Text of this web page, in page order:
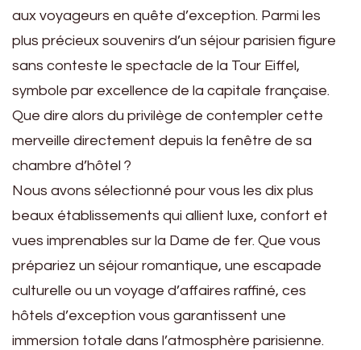
aux voyageurs en quête d’exception. Parmi les
plus précieux souvenirs d’un séjour parisien figure
sans conteste le spectacle de la Tour Eiffel,
symbole par excellence de la capitale française.
Que dire alors du privilège de contempler cette
merveille directement depuis la fenêtre de sa
chambre d’hôtel ?
Nous avons sélectionné pour vous les dix plus
beaux établissements qui allient luxe, confort et
vues imprenables sur la Dame de fer. Que vous
prépariez un séjour romantique, une escapade
culturelle ou un voyage d’affaires raffiné, ces
hôtels d’exception vous garantissent une
immersion totale dans l’atmosphère parisienne.